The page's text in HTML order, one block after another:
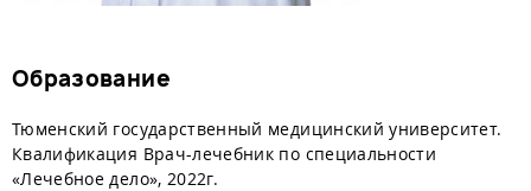
Образование
Тюменский государственный медицинский университет.
Квалификация Врач-лечебник по специальности
«Лечебное дело», 2022г.